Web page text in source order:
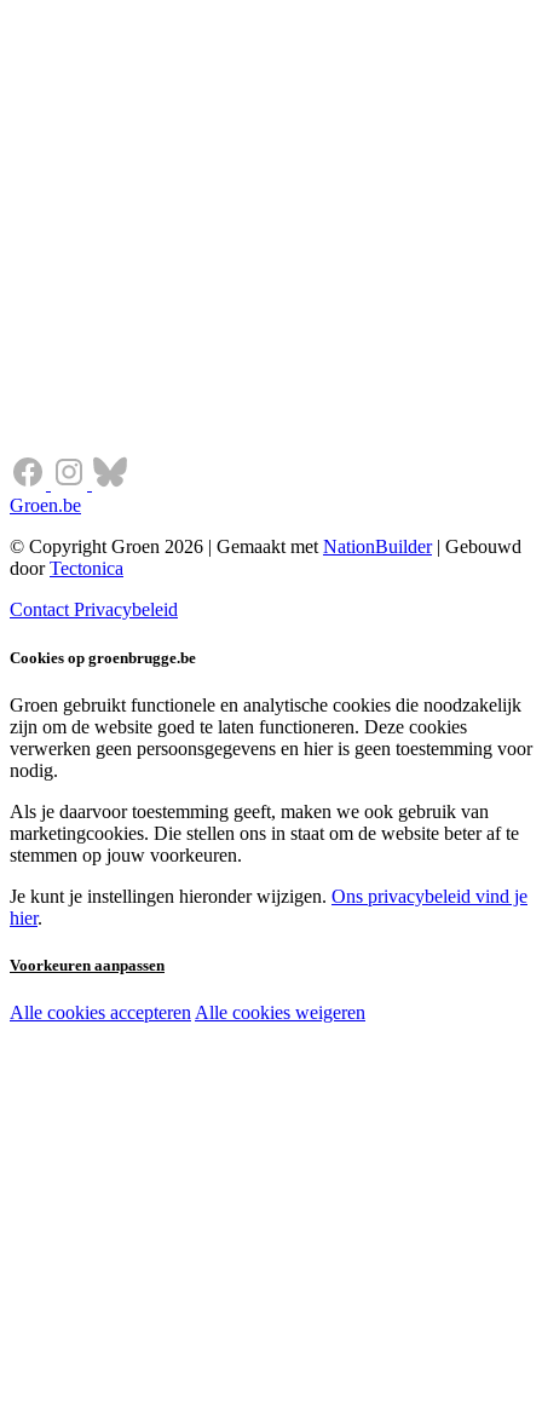
Groen.be
© Copyright Groen 2026 | Gemaakt metNationBuilder| Gebouwd
doorTectonica
ContactPrivacybeleid
Cookies op groenbrugge.be
Groen gebruikt functionele en analytische cookies die noodzakelijk
zijn om de website goed te laten functioneren. Deze cookies
verwerken geen persoonsgegevens en hier is geen toestemming voor
nodig.
Als je daarvoor toestemming geeft, maken we ook gebruik van
marketingcookies. Die stellen ons in staat om de website beter af te
stemmen op jouw voorkeuren.
Je kunt je instellingen hieronder wijzigen. Ons privacybeleid vind je
hier.
Voorkeuren aanpassen
Noodzakelijke cookies:
Alle cookies accepteren Alle cookies weigeren